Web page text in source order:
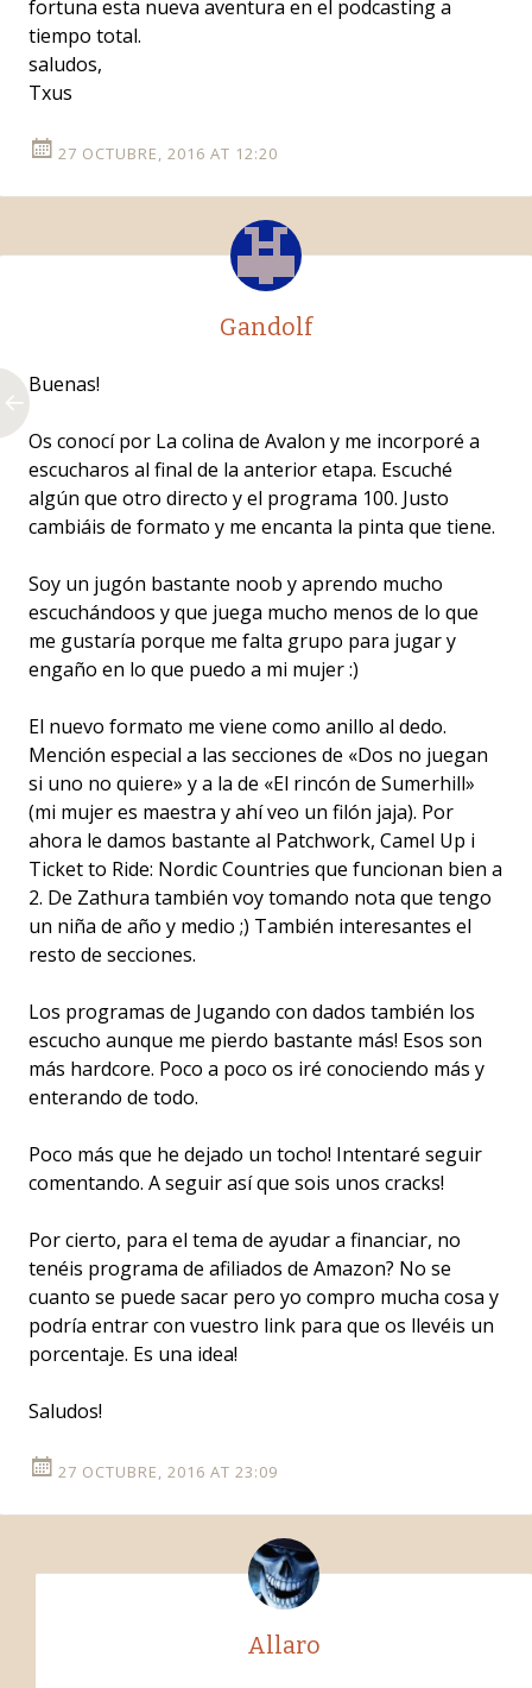
fortuna esta nueva aventura en el podcasting a
tiempo total.
saludos,
Txus
27 OCTUBRE, 2016 AT 12:20
Gandolf
Buenas!
Os conocí por La colina de Avalon y me incorporé a
escucharos al final de la anterior etapa. Escuché
algún que otro directo y el programa 100. Justo
cambiáis de formato y me encanta la pinta que tiene.
Soy un jugón bastante noob y aprendo mucho
escuchándoos y que juega mucho menos de lo que
me gustaría porque me falta grupo para jugar y
engaño en lo que puedo a mi mujer :)
El nuevo formato me viene como anillo al dedo.
Mención especial a las secciones de «Dos no juegan
si uno no quiere» y a la de «El rincón de Sumerhill»
(mi mujer es maestra y ahí veo un filón jaja). Por
ahora le damos bastante al Patchwork, Camel Up i
Ticket to Ride: Nordic Countries que funcionan bien a
2. De Zathura también voy tomando nota que tengo
un niña de año y medio ;) También interesantes el
resto de secciones.
Los programas de Jugando con dados también los
escucho aunque me pierdo bastante más! Esos son
más hardcore. Poco a poco os iré conociendo más y
enterando de todo.
Poco más que he dejado un tocho! Intentaré seguir
comentando. A seguir así que sois unos cracks!
Por cierto, para el tema de ayudar a financiar, no
tenéis programa de afiliados de Amazon? No se
cuanto se puede sacar pero yo compro mucha cosa y
podría entrar con vuestro link para que os llevéis un
porcentaje. Es una idea!
Saludos!
27 OCTUBRE, 2016 AT 23:09
Allaro